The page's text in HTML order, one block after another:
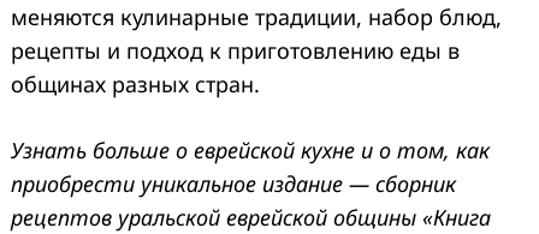
меняются кулинарные традиции, набор блюд,
рецепты и подход к приготовлению еды в
общинах разных стран.
Узнать больше о еврейской кухне и о том, как
приобрести уникальное издание — сборник
рецептов уральской еврейской общины «Книга